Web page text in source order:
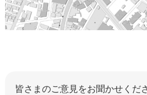
皆さまのご意見をお聞かせくだ